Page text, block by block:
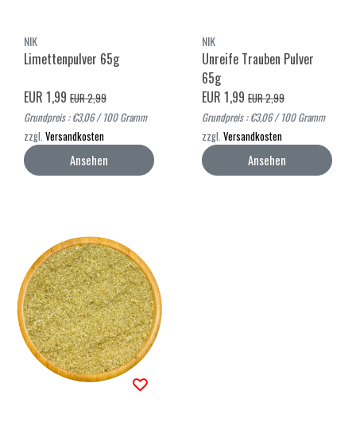
NIK
Limettenpulver 65g
EUR 1,99 EUR 2,99
Grundpreis : €3,06 / 100 Gramm
zzgl. Versandkosten
Ansehen
NIK
Unreife Trauben Pulver
65g
EUR 1,99 EUR 2,99
Grundpreis : €3,06 / 100 Gramm
zzgl. Versandkosten
Ansehen